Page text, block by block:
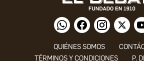
QUIÉNES SOMOS
TÉRMINOS Y CONDICIONES
P.